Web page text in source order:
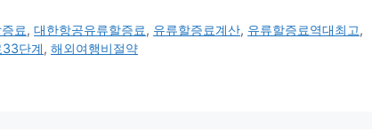
료,대한항공유류할증료, 유류할증료계산, 유류할증료역대최고,
33단계, 해외여행비절약